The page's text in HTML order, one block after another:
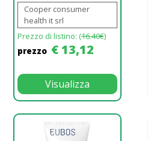
Cooper consumer
health it srl
Prezzo di listino: (16.40€)
prezzo € 13,12
Visualizza